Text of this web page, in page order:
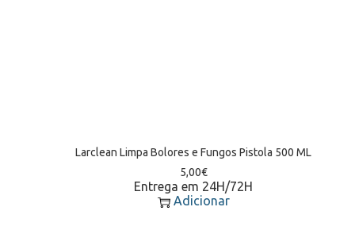
Larclean Limpa Bolores e Fungos Pistola 500 ML
5,00€
Entrega em 24H/72H
Adicionar